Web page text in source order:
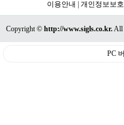
이용안내 개인정보보
Copyright © http://www.sigls.co.kr.All
PC